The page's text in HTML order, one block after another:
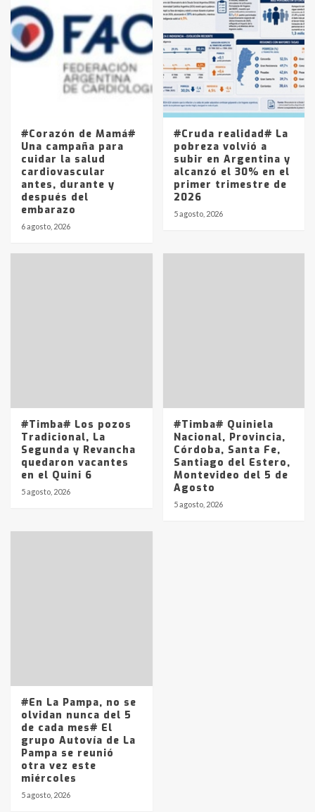
4
Accidente en Ruta 5: falleció un
joven de Trenque Lauquen
Los precios de los combustibles en
La Pampa, desde YPF hasta Axion
entre 857 a 1338 pesos
#Corazón de Mamá#
Una campaña para
cuidar la salud
cardiovascular
antes, durante y
después del
embarazo
6 agosto, 2026
#Cruda realidad# La
pobreza volvió a
subir en Argentina y
alcanzó el 30% en el
primer trimestre de
2026
5 agosto, 2026
#Timba# Los pozos
Tradicional, La
Segunda y Revancha
quedaron vacantes
en el Quini 6
5 agosto, 2026
#Timba# Quiniela
Nacional, Provincia,
Córdoba, Santa Fe,
Santiago del Estero,
Montevideo del 5 de
Agosto
5 agosto, 2026
#En La Pampa, no se
olvidan nunca del 5
de cada mes# El
grupo Autovía de La
Pampa se reunió
otra vez este
miércoles
5 agosto, 2026